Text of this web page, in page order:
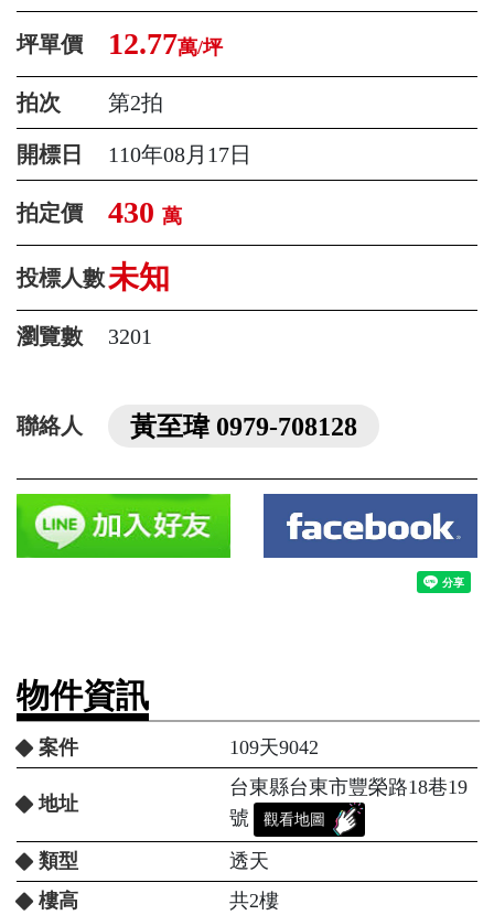
坪單價 12.77萬/坪
拍次 第2拍
開標日 110年08月17日
拍定價 430 萬
投標人數未知
瀏覽數 3201
聯絡人 黃至瑋 0979-708128
物件資訊
案件 109天9042
地址
台東縣台東市豐榮路18巷19
號
觀看地圖
類型
透天
樓高
共2樓